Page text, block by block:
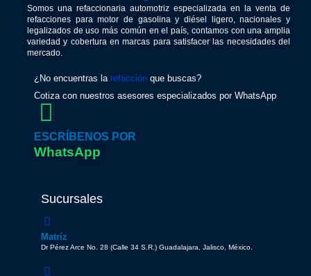
Somos una refaccionaria automotriz especializada en la venta de
refacciones para motor de gasolina y diésel ligero, nacionales y
legalizados de uso más común en el país, contamos con una amplia
variedad y cobertura en marcas para satisfacer las necesidades del
mercado.
¿No encuentras la refacción que buscas?
Cotiza con nuestros asesores especializados por WhatsApp
ESCRÍBENOS POR
WhatsApp
Sucursales
Matríz
Dr Pérez Arce No. 28 (Calle 34 S.R.) Guadalajara, Jalisco, México.